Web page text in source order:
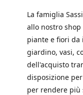
La famiglia
allo nostro
piante e fiori
giardino, vasi,
dell'acquisto
disposizione
per rendere più